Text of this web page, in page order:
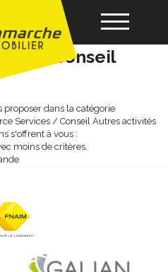
de
/ conseil
proposer dans la catégorie
Services / Conseil Autres activités
s'offrent à vous :
moins de critères.